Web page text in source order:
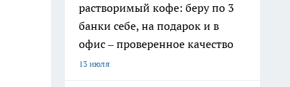
растворимый кофе: беру по 3
банки себе, на подарок и в
офис – проверенное качество
13 июля